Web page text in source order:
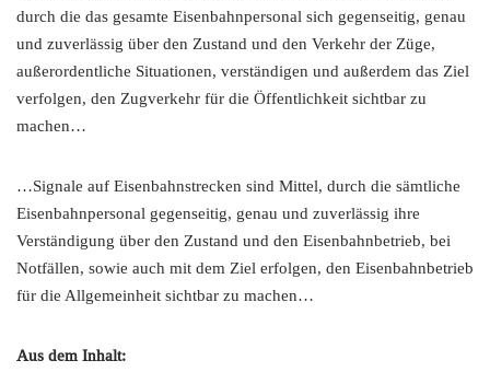
durch die das gesamte Eisenbahnpersonal sich gegenseitig, genau
und zuverlässig über den Zustand und den Verkehr der Züge,
außerordentliche Situationen, verständigen und außerdem das Ziel
verfolgen, den Zugverkehr für die Öffentlichkeit sichtbar zu
machen…
…Signale auf Eisenbahnstrecken sind Mittel, durch die sämtliche
Eisenbahnpersonal gegenseitig, genau und zuverlässig ihre
Verständigung über den Zustand und den Eisenbahnbetrieb, bei
Notfällen, sowie auch mit dem Ziel erfolgen, den Eisenbahnbetrieb
für die Allgemeinheit sichtbar zu machen…
Aus dem Inhalt: